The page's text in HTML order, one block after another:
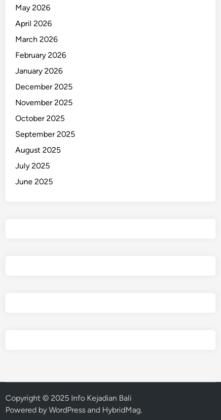
May 2026
April 2026
March 2026
February 2026
January 2026
December 2025
November 2025
October 2025
September 2025
August 2025
July 2025
June 2025
Copyright © 2025 Info Kejadian Bali
Powered byWordPress and HybridMag.